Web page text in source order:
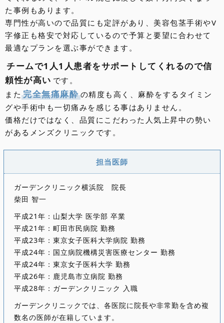
岡山県のクリニック
広島県のクリニック
山口県のクリニック
島根県のクリニック
鳥取県のクリニック
香川県のクリニック
徳島県のクリニック
愛媛県のクリニック
高知県のクリニック
九州・沖縄地方
福岡県のクリニック
佐賀県のクリニック
長崎県のクリニック
大分県のクリニック
熊本県のクリニック
宮崎県のクリニック
鹿児島県のクリニック
沖縄県のクリニック
た事例もあります。
専門性が高いので品質にも定評があり、美容包茎手術やV
字修正も格安で対応しているので予算と要望に合わせて
最適なプランを選ぶ事ができます。
チームで1人1人患者をサポートしてくれるので信
頼性が高い です。
また 完全無痛麻酔の精度も高く、麻酔をするタイミン
グや手術中も一切痛みを感じる事はありません。
価格だけではなく、品質にこだわった人気上昇中の勢い
があるメンズクリニックです。
担当医師
ガーデンクリニック横浜院 院長
柴田 智一
平成21年：山梨大学 医学部 卒業
平成21年：町田市民病院 勤務
平成23年：東京女子医科大学病院 勤務
平成24年：国立病院機構災害医療センター 勤務
平成24年：東京女子医科大学 勤務
平成26年：鹿児島市立病院 勤務
平成28年：ガーデンクリニック 入職
ガーデンクリニックでは、各医院に院長や非常勤を含め複
数名の医師が在籍しています。